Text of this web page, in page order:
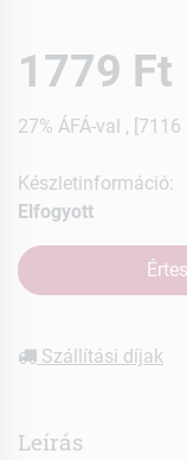
1779 Ft
27% ÁFÁ-val ,
Készletinformáció:
Elfogyott
Szállítási díjak
Leírás